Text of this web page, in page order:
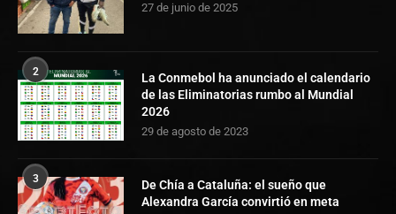
27 de junio de 2025
2
La Conmebol ha anunciado el calendario
de las Eliminatorias rumbo al Mundial
2026
29 de agosto de 2023
3
De Chía a Cataluña: el sueño que
Alexandra García convirtió en meta